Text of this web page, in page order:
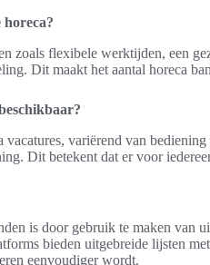
zoals flexibele werktijden, een
Dit maakt het aantal horeca
vacatures, variërend van
Dit betekent dat er voor
is door gebruik te maken van
bieden uitgebreide lijsten
eenvoudiger wordt.